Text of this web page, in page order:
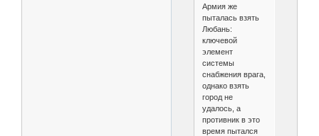
Армия же
пыталась взять
Любань:
ключевой
элемент
системы
снабжения врага,
однако взять
город не
удалось, а
противник в это
время пытался